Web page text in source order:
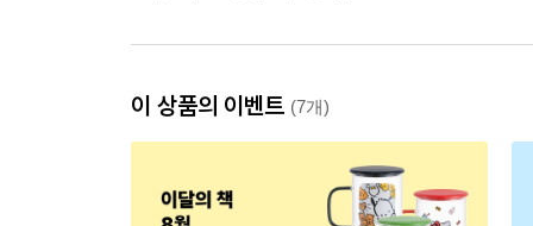
이 상품의 이벤트 (7개)